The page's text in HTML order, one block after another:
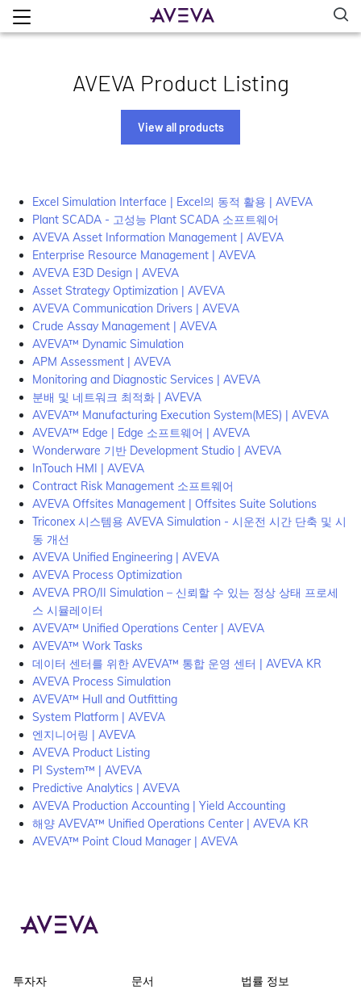
AVEVA Product Listing
View all products
Excel Simulation Interface | Excel의 동적 활용 | AVEVA
Plant SCADA - 고성능 Plant SCADA 소프트웨어
AVEVA Asset Information Management | AVEVA
Enterprise Resource Management | AVEVA
AVEVA E3D Design | AVEVA
Asset Strategy Optimization | AVEVA
AVEVA Communication Drivers | AVEVA
Crude Assay Management | AVEVA
AVEVA™ Dynamic Simulation
APM Assessment | AVEVA
Monitoring and Diagnostic Services | AVEVA
분배 및 네트워크 최적화 | AVEVA
AVEVA™ Manufacturing Execution System(MES) | AVEVA
AVEVA™ Edge | Edge 소프트웨어 | AVEVA
Wonderware 기반 Development Studio | AVEVA
InTouch HMI | AVEVA
Contract Risk Management 소프트웨어
AVEVA Offsites Management | Offsites Suite Solutions
Triconex 시스템용 AVEVA Simulation - 시운전 시간 단축 및 시
동 개선
AVEVA Unified Engineering | AVEVA
AVEVA Process Optimization
AVEVA PRO/II Simulation – 신뢰할 수 있는 정상 상태 프로세
스 시뮬레이터
AVEVA™ Unified Operations Center | AVEVA
AVEVA™ Work Tasks
데이터 센터를 위한 AVEVA™ 통합 운영 센터 | AVEVA KR
AVEVA Process Simulation
AVEVA™ Hull and Outfitting
System Platform | AVEVA
엔지니어링 | AVEVA
AVEVA Product Listing
PI System™ | AVEVA
Predictive Analytics | AVEVA
AVEVA Production Accounting | Yield Accounting
해양 AVEVA™ Unified Operations Center | AVEVA KR
AVEVA™ Point Cloud Manager | AVEVA
투자자
문서
법률 정보